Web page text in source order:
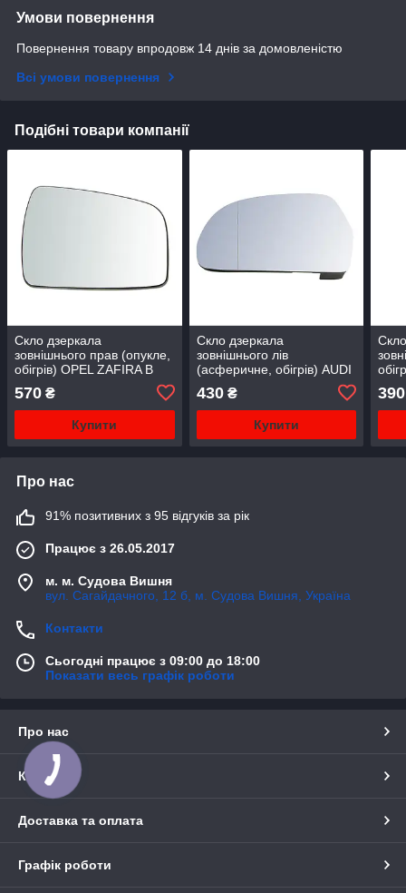
Умови повернення
Повернення товару впродовж 14 днів за домовленістю
Всі умови повернення
Подібні товари компанії
Скло дзеркала
зовнішнього прав (опукле,
обігрів) OPEL ZAFIRA B
570 ₴
Купити
Скло дзеркала
зовнішнього лів
(асферичне, обігрів) AUDI
A3 , A4; SKODA OCTAVIA
II, SUPERB II 10.02-07.18
430₴
Купити
390
Про нас
91% позитивних з 95 відгуків за рік
Працює з 26.05.2017
м. м. Судова Вишня
вул. Сагайдачного, 12 б, м. Судова Вишня, Україна
Контакти
Сьогодні працює з 09:00 до 18:00
Показати весь графік роботи
Про нас
Контакти
Доставка та оплата
Графік роботи